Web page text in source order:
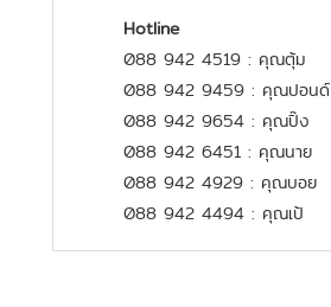
Hotline
088 942 4519 : คุณตุ้ม
088 942 9459 : คุณปอนด์
088 942 9654 : คุณปิ๊ง
088 942 6451 : คุณนาย
088 942 4929 : คุณบอย
088 942 4494 : คุณเป้